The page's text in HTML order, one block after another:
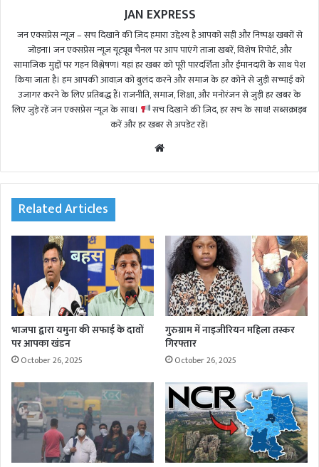
JAN EXPRESS
जन एक्सप्रेस न्यूज़ – सच दिखाने की ज़िद हमारा उद्देश्य है आपको सही और निष्पक्ष खबरों से
जोड़ना। जन एक्सप्रेस न्यूज़ यूट्यूब चैनल पर आप पाएंगे ताजा खबरें, विशेष रिपोर्ट, और
सामाजिक मुद्दों पर गहन विश्लेषण। यहां हर खबर को पूरी पारदर्शिता और ईमानदारी के साथ पेश
किया जाता है। हम आपकी आवाज़ को बुलंद करने और समाज के हर कोने से जुड़ी सच्चाई को
उजागर करने के लिए प्रतिबद्ध हैं। राजनीति, समाज, शिक्षा, और मनोरंजन से जुड़ी हर खबर के
लिए जुड़े रहें जन एक्सप्रेस न्यूज़ के साथ।
सच दिखाने की ज़िद, हर सच के साथ! सब्सक्राइब
करें और हर खबर से अपडेट रहें।
te
Related Articles
भाजपा द्वारा यमुना की सफाई के दावों
पर आपका खंडन
October 26, 2025
गुरुग्राम में नाइजीरियन महिला तस्कर
गिरफ्तार
October 26, 2025